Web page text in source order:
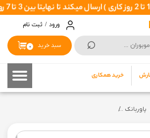
⌕ ۰ سبد خرید
خرید همکاری
ورود / ثبت نام
پاوربانک